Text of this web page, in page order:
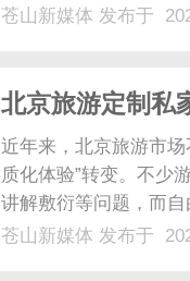
本优化：减少资源浪
苍山新媒体 发布于
北京旅游定制私
核实力连续六年
近年来，北京旅游市场
质化体验”转变。不少
讲解敷衍等问题，而
无保障等困扰，尤其
苍山新媒体 发布于